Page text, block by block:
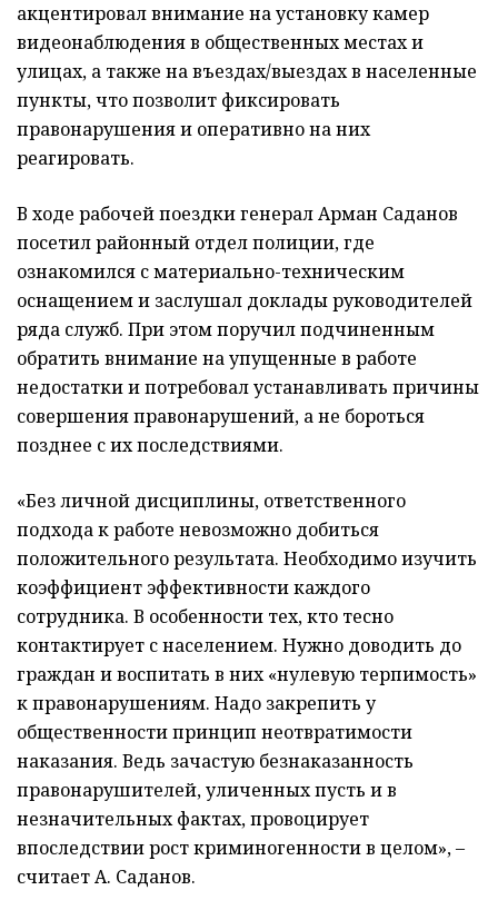
акцентировал внимание на установку камер
видеонаблюдения в общественных местах и
улицах, а также на въездах/выездах в населенные
пункты, что позволит фиксировать
правонарушения и оперативно на них
реагировать.
В ходе рабочей поездки генерал Арман Саданов
посетил районный отдел полиции, где
ознакомился с материально-техническим
оснащением и заслушал доклады руководителей
ряда служб. При этом поручил подчиненным
обратить внимание на упущенные в работе
недостатки и потребовал устанавливать причины
совершения правонарушений, а не бороться
позднее с их последствиями.
«Без личной дисциплины, ответственного
подхода к работе невозможно добиться
положительного результата. Необходимо изучить
коэффициент эффективности каждого
сотрудника. В особенности тех, кто тесно
контактирует с населением. Нужно доводить до
граждан и воспитать в них «нулевую терпимость»
к правонарушениям. Надо закрепить у
общественности принцип неотвратимости
наказания. Ведь зачастую безнаказанность
правонарушителей, уличенных пусть и в
незначительных фактах, провоцирует
впоследствии рост криминогенности в целом», –
считает А. Саданов.